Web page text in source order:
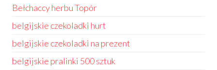
Bełchaccy herbu Topór
belgijskie czekoladki hurt
belgijskie czekoladki na prezent
belgijskie pralinki 500 sztuk